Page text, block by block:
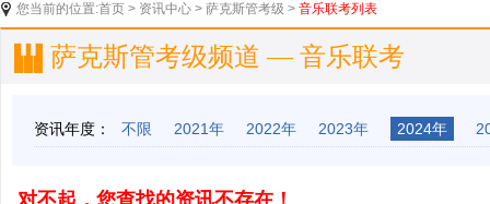
您当前的位置:首页 > 资讯中心 > 萨克斯管考级 > 音乐联考列表
萨克斯管考级频道 — 音乐联考
资讯年度： 不限 2021年 2022年 2023年 2024年
对不起，您查找的资讯不存在！